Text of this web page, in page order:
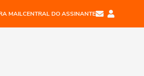
MAILCENTRAL DO ASSINANTE